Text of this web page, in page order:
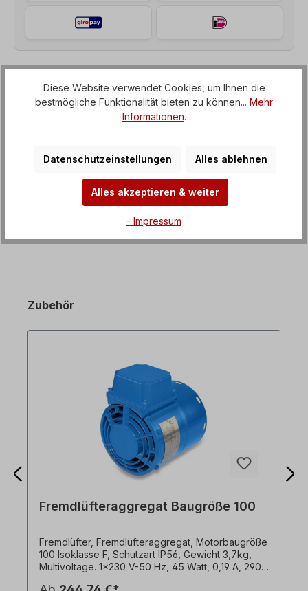
Beschreibung
Stirnradgetriebemotor (Getriebe mit IEC-Flansch
Zubehör
Fremdlüfteraggregat Baugröße 100
Fremdlüfter, Fremdlüfteraggregat, Motorbaugröße
100 Isoklasse F, Schutzart IP56, Gewicht 3,7kg,
Multivoltage. 1x230 V-50 Hz, 45 Watt, 0,19 A, 2900
Diese Website verwendet Cookies, um Ihnen die
bestmögliche Funktionalität bieten zu können... Mehr
Informationen.
Datenschutzeinstellungen Alles ablehnen
Alles akzeptieren & weiter
- Impressum